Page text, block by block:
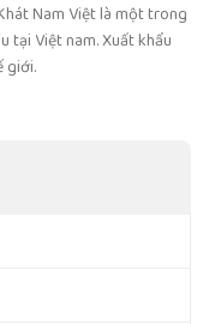
Nam Việt là một trong
tại Việt nam. Xuất khẩu
giới.